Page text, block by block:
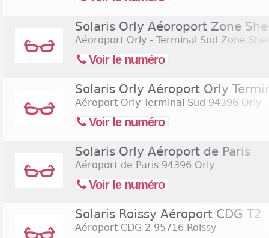
Solaris Orly Aéoroport Zone
Aéoroport Orly - Terminal Sud Zone
Voir le numéro
Solaris Orly Aéroport Orly
Aéroport Orly-Terminal Sud 94396 Orly
Voir le numéro
Solaris Orly Aéroport de Paris
Aéroport de Paris 94396 Orly
Voir le numéro
Solaris Roissy Aéroport CDG T2
Aéroport CDG 2 95716 Roissy